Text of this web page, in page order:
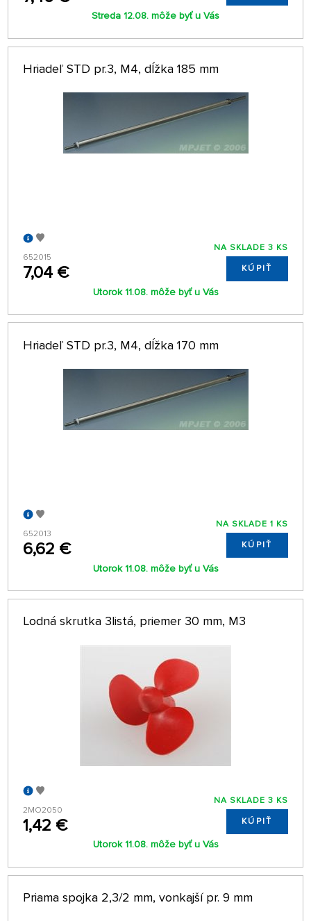
Streda 12.08. môže byť u Vás
Hriadeľ STD pr.3, M4, dĺžka 185 mm
652015
7,04 €
NA SKLADE 3 KS
KÚPIŤ
Utorok 11.08. môže byť u Vás
Hriadeľ STD pr.3, M4, dĺžka 170 mm
652013
6,62 €
NA SKLADE 1 KS
KÚPIŤ
Utorok 11.08. môže byť u Vás
Lodná skrutka 3listá, priemer 30 mm, M3
2MO2050
1,42 €
NA SKLADE 3 KS
KÚPIŤ
Utorok 11.08. môže byť u Vás
Priama spojka 2,3/2 mm, vonkajší pr. 9 mm